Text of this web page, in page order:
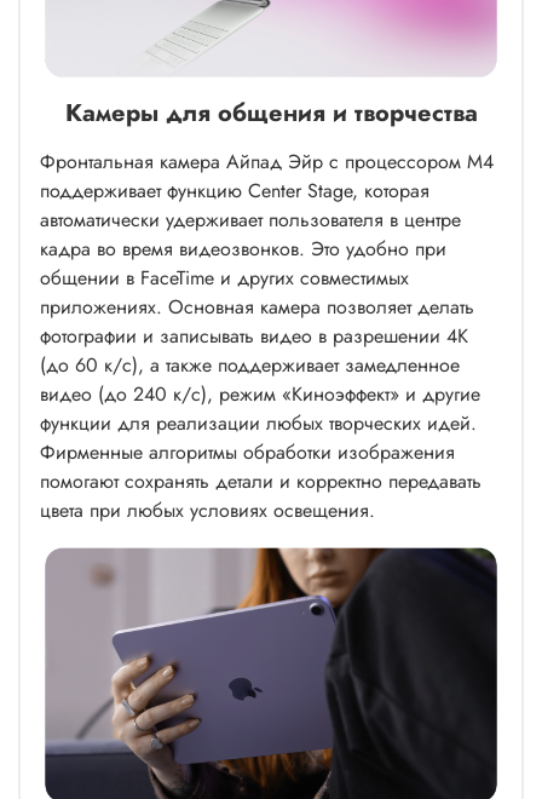
Камеры для общения и творчества
Фронтальная камера Айпад Эйр с процессором M4
поддерживает функцию Center Stage, которая
автоматически удерживает пользователя в центре
кадра во время видеозвонков. Это удобно при
общении в FaceTime и других совместимых
приложениях. Основная камера позволяет делать
фотографии и записывать видео в разрешении 4K
(до 60 к/с), а также поддерживает замедленное
видео (до 240 к/с), режим «Киноэффект» и другие
функции для реализации любых творческих идей.
Фирменные алгоритмы обработки изображения
помогают сохранять детали и корректно передавать
цвета при любых условиях освещения.